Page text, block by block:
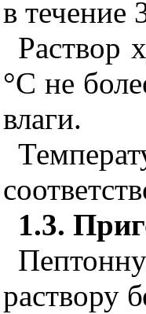
в течение
Раствор
°С не
влаги.
1.3.
раствору